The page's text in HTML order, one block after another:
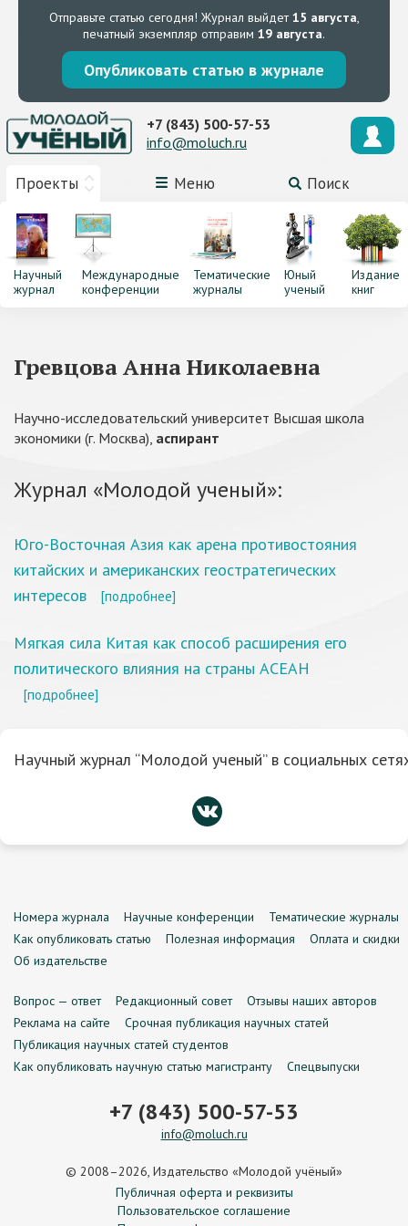
Отправьте статью сегодня! Журнал выйдет15 августа,
печатный экземпляр отправим 19 августа.
Опубликовать статью в журнале
Проекты Меню Поиск
+7 (843) 500-57-53
info@moluch.ru
Научный
журнал
Международные
конференции
Тематические
журналы
Юный
ученый
Издание
книг
Гревцова Анна Николаевна
Научно-исследовательский университет Высшая школа
экономики (г. Москва), аспирант
Журнал «Молодой ученый»:
Юго-Восточная Азия как арена противостояния
китайских и американских геостратегических
интересов
[подробнее]
Мягкая сила Китая как способ расширения его
политического влияния на страны АСЕАН
[подробнее]
Научный журнал “Молодой ученый” в социальных
Номера журнала Научные конференции
Тематические журналы
Как опубликовать статью
Полезная информация
Оплата и скидки
Об издательстве
Вопрос — ответ Редакционный совет
Отзывы наших авторов
Реклама на сайте
Срочная публикация научных статей
Публикация научных статей студентов
Как опубликовать научную статью магистранту
Спецвыпуски
+7 (843) 500-57-53
info@moluch.ru
© 2008–2026, Издательство «Молодой учёный»
Публичная оферта и реквизиты
Пользовательское соглашение